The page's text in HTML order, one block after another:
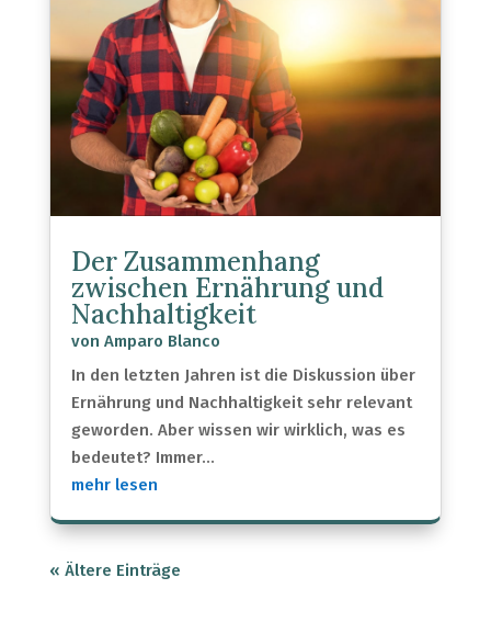
Der Zusammenhang
zwischen Ernährung und
Nachhaltigkeit
von Amparo Blanco
In den letzten Jahren ist die Diskussion über
Ernährung und Nachhaltigkeit sehr relevant
geworden. Aber wissen wir wirklich, was es
bedeutet? Immer...
mehr lesen
« Ältere Einträge